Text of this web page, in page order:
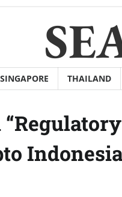
SINGAPORE THAILAND